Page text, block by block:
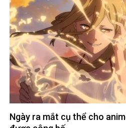
Ngày ra mắt cụ thể cho